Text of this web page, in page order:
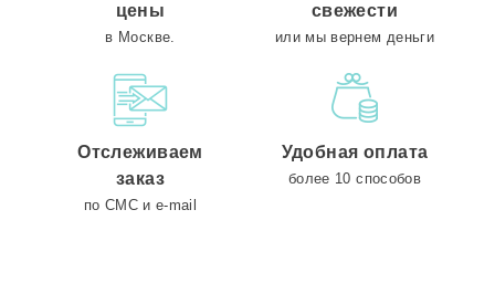
цены
в Москве.
свежести
или мы вернем деньги
Отслеживаем
заказ
по СМС и e-mail
Удобная оплата
более 10 способов